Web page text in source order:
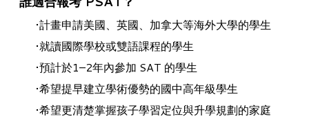
計畫申請美國、英國、加拿大等海外大學的學生
就讀國際學校或雙語課程的學生
預計於1–2年內參加 SAT 的學生
希望提早建立學術優勢的國中高年級學生
希望更清楚掌握孩子學習定位與升學規劃的家庭